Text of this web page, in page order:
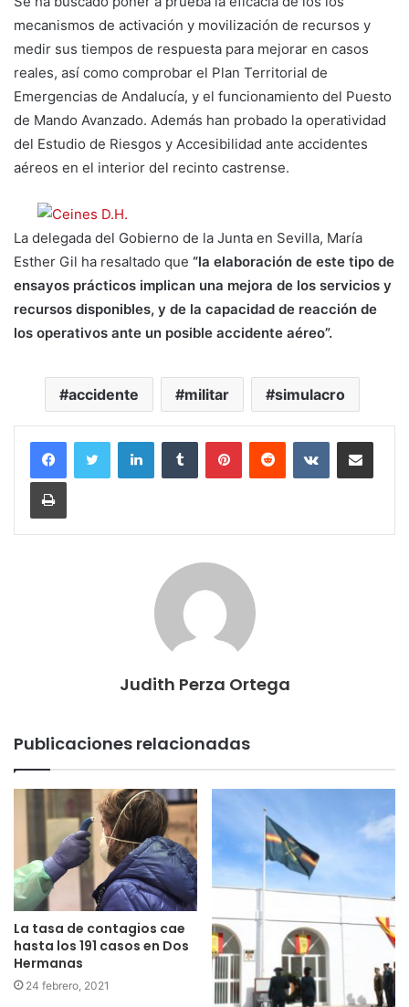
mecanismos de activación y movilización de recursos y
medir sus tiempos de respuesta para mejorar en casos
reales, así como comprobar el Plan Territorial de
Emergencias de Andalucía, y el funcionamiento del Puesto
de Mando Avanzado. Además han probado la operatividad
del Estudio de Riesgos y Accesibilidad ante accidentes
aéreos en el interior del recinto castrense.
La delegada del Gobierno de la Junta en Sevilla, María
Esther Gil ha resaltado que “la elaboración de este tipo de
ensayos prácticos implican una mejora de los servicios y
recursos disponibles, y de la capacidad de reacción de
los operativos ante un posible accidente aéreo”.
accidente militar simulacro
Judith Perza Ortega
Publicaciones relacionadas
La tasa de contagios cae
hasta los 191 casos en Dos
Hermanas
24 febrero, 2021